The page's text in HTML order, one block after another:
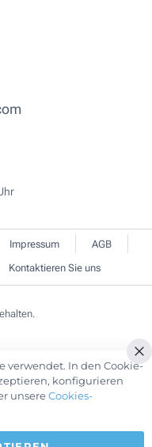
Impressum
AGB
Kontaktieren Sie uns
verwendet. In den Cookie-
konfigurieren
unsereCookies-